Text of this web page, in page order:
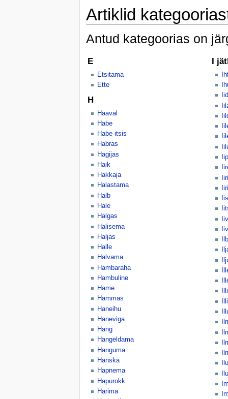
Artiklid
Antud kategoorias on
E
Etsitama
Ette
H
Haaval
Habe
Habe itsis
Habras
Hagijas
Haik
Hakkaja
Halastama
Halb
Hale
Halgas
Halisema
Haljas
Halle
Halvama
Hambaraha
Hambuline
Hame
Hammas
Haneihu
Haneviga
Hang
Hangeldama
Hanguma
Hanska
Hapnema
Hapurokk
Harima
I
Illi
Ilu